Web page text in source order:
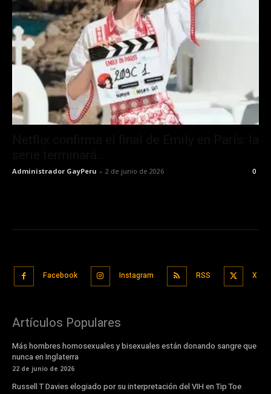
Administrador GayPeru - 2 de junio de 2026 0
Facebook Instagram RSS X
Artículos Populares
Más hombres homosexuales y bisexuales están donando sangre que
nunca en Inglaterra
22 de junio de 2026
Russell T Davies elogiado por su interpretación del VIH en Tip Toe